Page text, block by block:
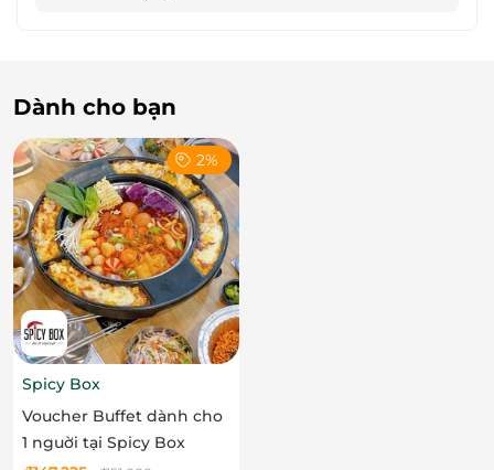
Dành cho bạn
2%
Spicy Box
Voucher Buffet dành cho
1 nguời tại Spicy Box